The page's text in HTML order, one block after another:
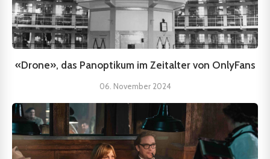
«Drone», das Panoptikum im Zeitalter von OnlyFans
06. November 2024